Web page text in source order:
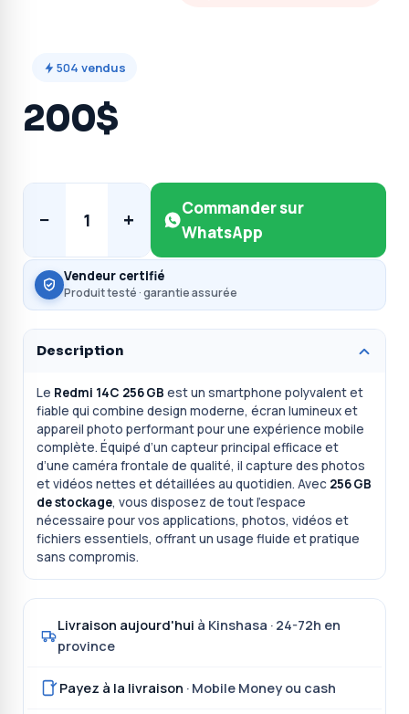
504 vendus
200$
− 1 +
Commander sur
WhatsApp
Vendeur certifié
Produit testé · garantie assurée
Description
Le Redmi 14C 256 GB est un smartphone polyvalent et
fiable qui combine design moderne, écran lumineux et
appareil photo performant pour une expérience mobile
complète. Équipé d’un capteur principal efficace et
d’une caméra frontale de qualité, il capture des photos
et vidéos nettes et détaillées au quotidien. Avec 256 GB
de stockage, vous disposez de tout l’espace
nécessaire pour vos applications, photos, vidéos et
fichiers essentiels, offrant un usage fluide et pratique
sans compromis.
Livraison aujourd'hui à Kinshasa · 24-72h en
province
Payez à la livraison · Mobile Money ou cash